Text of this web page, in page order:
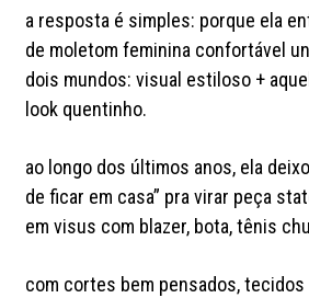
a resposta é simples: porque ela
de moletom feminina confortável
dois mundos: visual estiloso +
look quentinho.
ao longo dos últimos anos, ela
de ficar em casa” pra virar peça
em visus com blazer, bota, tênis
com cortes bem pensados, tecidos